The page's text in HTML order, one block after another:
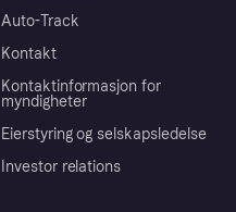
Auto-Track
Kontakt
Kontaktinformasjon for
myndigheter
Eierstyring og selskapsledelse
Investor relations